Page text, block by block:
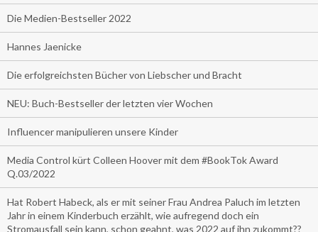
Die Medien-Bestseller 2022
Hannes Jaenicke
Die erfolgreichsten Bücher von Liebscher und Bracht
NEU: Buch-Bestseller der letzten vier Wochen
Influencer manipulieren unsere Kinder
Media Control kürt Colleen Hoover mit dem #BookTok Award
Q.03/2022
Hat Robert Habeck, als er mit seiner Frau Andrea Paluch im letzten
Jahr in einem Kinderbuch erzählt, wie aufregend doch ein
Stromausfall sein kann, schon geahnt, was 2022 auf ihn zukommt??